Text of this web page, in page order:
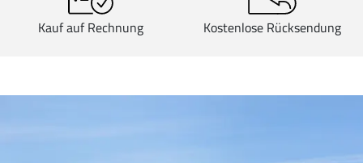
Kauf auf Rechnung Kostenlose Rücksendung